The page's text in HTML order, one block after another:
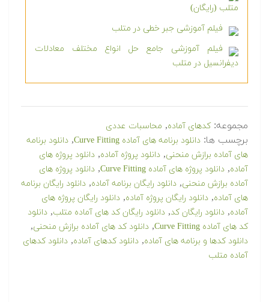
متلب (رایگان)
فیلم آموزشی جبر خطی در متلب
فیلم آموزشی جامع حل انواع مختلف معادلات
دیفرانسیل در متلب
مجموعه:کدهای آماده, محاسبات عددی
برچسب ها: دانلود برنامه های آماده Curve Fitting , دانلود برنامه
های آماده برازش منحنی, دانلود پروژه آماده, دانلود پروژه های
آماده, دانلود پروژه های آماده Curve Fitting , دانلود پروژه های
آماده برازش منحنی, دانلود رایگان برنامه آماده, دانلود رایگان برنامه
های آماده, دانلود رایگان پروژه آماده, دانلود رایگان پروژه های
آماده, دانلود رایگان کد, دانلود رایگان کد های آماده متلب, دانلود
کد های آماده Curve Fitting
, دانلود کد های آماده برازش منحنی,
دانلود کدها و برنامه های آماده, دانلود کدهای آماده, دانلود کدهای
آماده متلب